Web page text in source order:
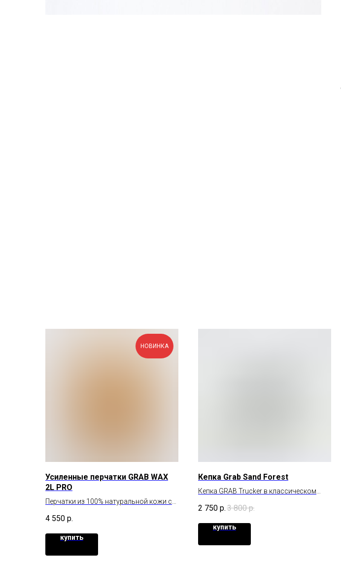
НОВИНКА
Усиленные перчатки GRAB WAX
2L PRO
Перчатки из 100% натуральной кожи с
4 550 р.
купить
Кепка Grab Sand Forest
Кепка GRAB Trucker в классическом
2 750 р. 3 800 р.
купить